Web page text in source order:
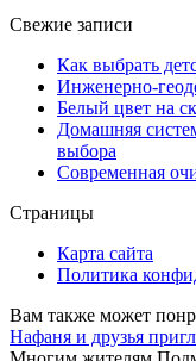
Свежие записи
Как выбрать
Инженерно-
Белый цвет на
Домашняя
выбора
Современная
Страницы
Карта сайта
Политика
Вам также может
Нафаня и друзья